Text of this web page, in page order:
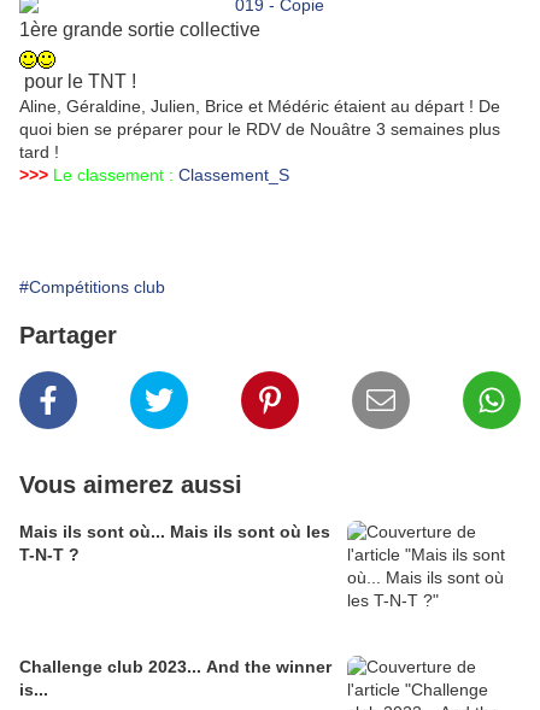
1ère grande sortie collective
pour le TNT !
Aline, Géraldine, Julien, Brice et Médéric étaient au départ ! De
quoi bien se préparer pour le RDV de Nouâtre 3 semaines plus
tard !
>>> Le classement : Classement_S
#Compétitions club
Partager
Vous aimerez aussi
Mais ils sont où... Mais ils sont où les
T-N-T ?
Challenge club 2023... And the winner
is...